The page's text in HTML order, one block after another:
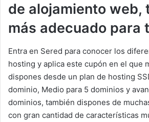
de alojamiento web,
más adecuado para
Entra en Sered para conocer los
hosting y aplica este cupón en el que
dispones desde un plan de hosting
dominio, Medio para 5 dominios y
dominios, también dispones de
con gran cantidad de características